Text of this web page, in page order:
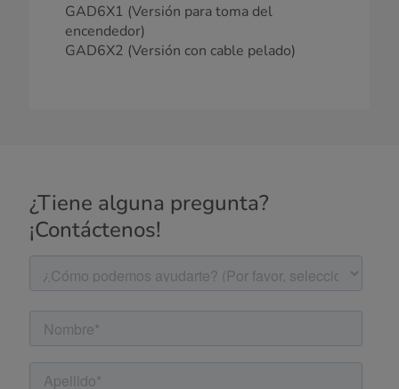
GAD6X1 (Versión para toma del
encendedor)
GAD6X2 (Versión con cable pelado)
¿Tiene alguna pregunta?
¡Contáctenos!